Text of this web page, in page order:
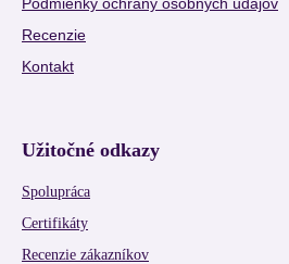
Recenzie
Kontakt
Užitočné odkazy
Spolupráca
Certifikáty
Recenzie zákazníkov